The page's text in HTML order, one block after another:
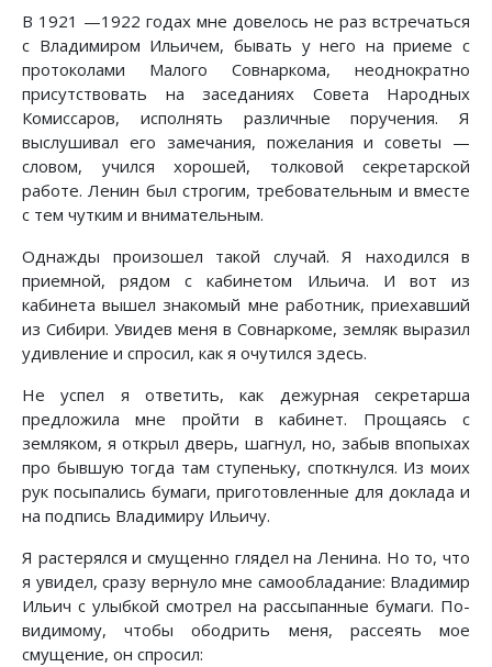
В 1921 —1922 годах мне довелось не раз встречаться
с Владимиром Ильичем, бывать у него на приеме с
протоколами Малого Совнаркома, неоднократно
присутствовать на заседаниях Совета Народных
Комиссаров, исполнять различные поручения. Я
выслушивал его замечания, пожелания и советы —
словом, учился хорошей, толковой секретарской
работе. Ленин был строгим, требовательным и вместе
с тем чутким и внимательным.
Однажды произошел такой случай. Я находился в
приемной, рядом с кабинетом Ильича. И вот из
кабинета вышел знакомый мне работник, приехавший
из Сибири. Увидев меня в Совнаркоме, земляк выразил
удивление и спросил, как я очутился здесь.
Не успел я ответить, как дежурная секретарша
предложила мне пройти в кабинет. Прощаясь с
земляком, я открыл дверь, шагнул, но, забыв впопыхах
про бывшую тогда там ступеньку, споткнулся. Из моих
рук посыпались бумаги, приготовленные для доклада и
на подпись Владимиру Ильичу.
Я растерялся и смущенно глядел на Ленина. Но то, что
я увидел, сразу вернуло мне самообладание: Владимир
Ильич с улыбкой смотрел на рассыпанные бумаги. По-
видимому, чтобы ободрить меня, рассеять мое
смущение, он спросил: